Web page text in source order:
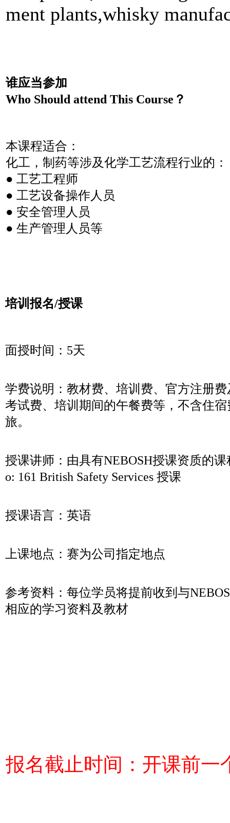
ment plants,whisky
谁应当参加
Who Should attend This Course？
本课程适合：
化工，制药等涉及化学工艺流程行业的：
● 工艺工程师
● 工艺设备操作人员
● 安全管理人员
● 生产管理人员等
培训报名/授课
面授时间：5天
学费说明：教材费、培训费、官方注册
考试费、培训期间的午餐费等，不含住
旅。
授课讲师：由具有NEBOSH授课资质的
o: 161 British Safety Services 授课
授课语言：英语
上课地点：赛为公司指定地点
参考资料：每位学员将提前收到与
相应的学习资料及教材
报名截止时间：开课前一